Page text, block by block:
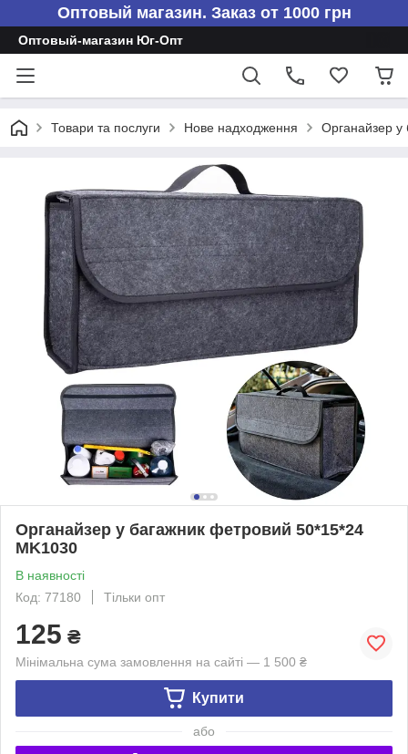
Оптовый магазин. Заказ от 1000 грн
Оптовый-магазин Юг-Опт
Товари та послуги Нове надходження Органайзер у
Органайзер у багажник фетровий 50*15*24
MK1030
В наявності
Код: 77180
Тільки опт
125 ₴
Мінімальна сума замовлення на сайті — 1 500 ₴
Купити
або